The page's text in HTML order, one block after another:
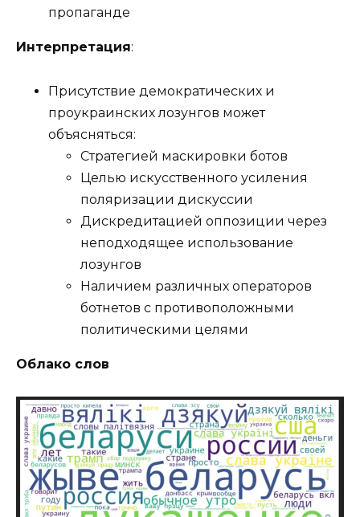
пропаганде
Интерпретация:
Присутствие демократических и
проукраинских лозунгов может
объясняться:
Стратегией маскировки ботов
Целью искусственного усиления
поляризации дискуссии
Дискредитацией оппозиции через
неподходящее использование
лозунгов
Наличием различных операторов
ботнетов с противоположными
политическими целями
Облако слов